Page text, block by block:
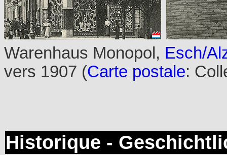
Warenhaus Monopol, Esch/
vers 1907 (Carte postale:
Historique -